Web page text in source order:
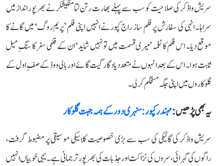
سریش واڈکر کی صلاحیت کو سب سے پہلے بھارت رتن لتا منگیشکر نے بھرپور انداز میں
سراہا۔ انہی کی سفارش پر فلم ساز راج کپور نے انہیں اپنی فلم ’پریم روگ‘ میں گانے کا
موقع دیا۔ اس فلم کا نغمہ ’میری قسمت میں تو نہیں شاید‘ ان کے فلمی سفر کا سنگِ میل
ثابت ہوا۔ اس کے بعد انہوں نے متعدد یادگار گیت گائے اور بالی ووڈ کے صفِ اول کے
گلوکاروں میں اپنی جگہ مستحکم کر لی۔
یہ بھی پڑھیں :مہندر کپور: سنہری دور کے ہمہ جہت گلوکار
سریش واڈکر کی گائیکی کی سب سے بڑی خصوصیت کلاسیکی موسیقی پر مضبوط گرفت،
راگوں کی گہرائی، سروں کی نزاکت اور جذبات کی بھرپور ترجمانی ہے۔ یہی خوبیاں انہیں